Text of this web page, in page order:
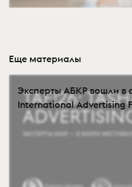
Еще материалы
Эксперты АБКР вошли в
International Advertising